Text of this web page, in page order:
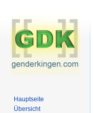
Hauptseite
Übersicht